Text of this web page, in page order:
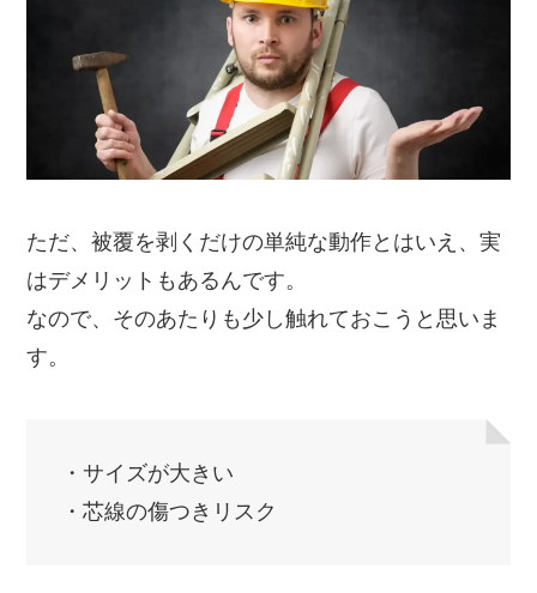
ただ、被覆を剥くだけの単純な動作とはいえ、実
はデメリットもあるんです。
なので、そのあたりも少し触れておこうと思いま
す。
・サイズが大きい
・芯線の傷つきリスク